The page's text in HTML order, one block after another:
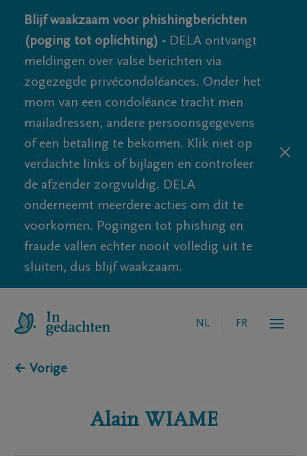
Blijf waakzaam voor phishingberichten
(poging tot oplichting) - DELA ontvangt
meldingen over valse berichten via
zogezegde privécondoléances. Onder het
mom van een condoléance tracht men
mailadressen, andere persoonsgegevens
of een betaling te bekomen. Klik niet op
verdachte links of bijlagen en controleer
de afzender zorgvuldig. DELA
onderneemt meerdere acties om dit te
voorkomen. Pogingen tot phishing en
fraude vallen echter nooit volledig uit te
sluiten, dus blijf waakzaam.
NL FR
← Vorige
Alain WIAME